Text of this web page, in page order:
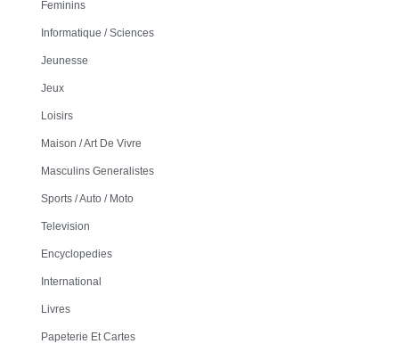
Feminins
Informatique / Sciences
Jeunesse
Jeux
Loisirs
Maison / Art De Vivre
Masculins Generalistes
Sports / Auto / Moto
Television
Encyclopedies
International
Livres
Papeterie Et Cartes